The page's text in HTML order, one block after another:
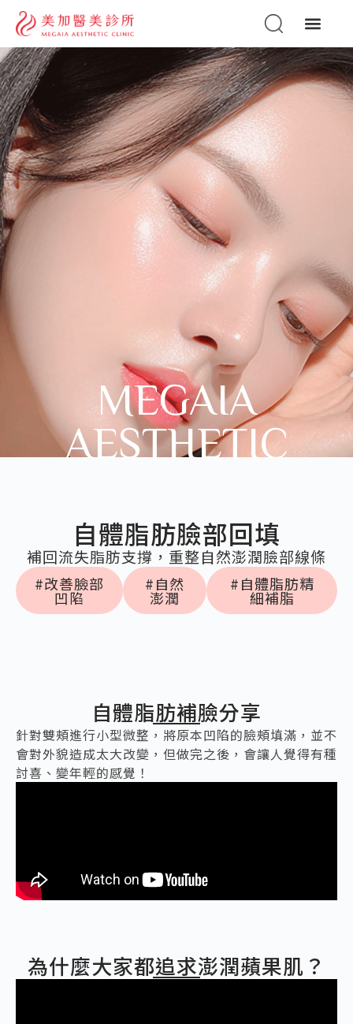
MEGAIA
AESTHETIC
自體脂肪臉部回填
補回流失脂肪支撐，重整自然澎潤臉部線條
#改善臉部
凹陷
#自然
澎潤
#自體脂肪精
細補脂
自體脂肪補臉分享
針對雙頰進行小型微整，將原本凹陷的臉頰填滿，並不
會對外貌造成太大改變，但做完之後，會讓人覺得有種
討喜、變年輕的感覺！
為什麼大家都追求澎潤蘋果肌？